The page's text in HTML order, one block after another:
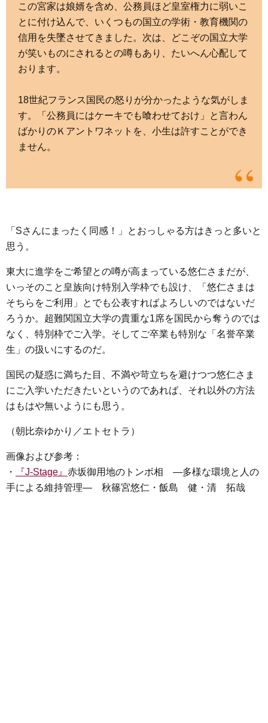
この宮家は娘婿を含め、公務員ほど皇室権力に弱いこ
とに付け込んで、いくつもの国立の学術・教育機関の
信用を失墜させてきました。次は、どこぞの国立大学
が笑いものにされるとの噂もあり、たいへん心配して
おります。
18世紀フランス国民の怒りが分かったような気がしま
す。「公務員にはケーキでも喰わせておけ」と言わん
ばかりのＫアントワネットを、小生は許すことができ
ません。
「Sさんにまったく同感！」とおっしゃる方はきっと多いと
思う。
東大に進学をご希望との噂が高まっている悠仁さまだが、
いっそのこと皇族向け特別入学枠でも設け、「悠仁さまは
そちらをご利用」とでも公表すればよろしいのではないだ
ろうか。超難関国立大学の貴重な1席を国民から奪うのでは
なく、特別枠でご入学。そしてご卒業も特別な「名誉卒業
生」の扱いにするのだ。
国民の疑惑に満ちた目、不満や苛立ちを避けつつ悠仁さま
にご入学いただきたいというのであれば、それ以外の方法
はもはや無いようにも思う。
（朝比奈ゆかり／エトセトラ）
画像および参考：
・
『J-Stage』 赤坂御用地のトンボ相 ―多様な環境と人の
手による維持管理― 秋篠宮悠仁・飯島 健・清 拓哉